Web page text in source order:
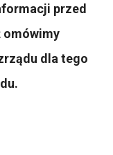
przed
omówimy
dla tego